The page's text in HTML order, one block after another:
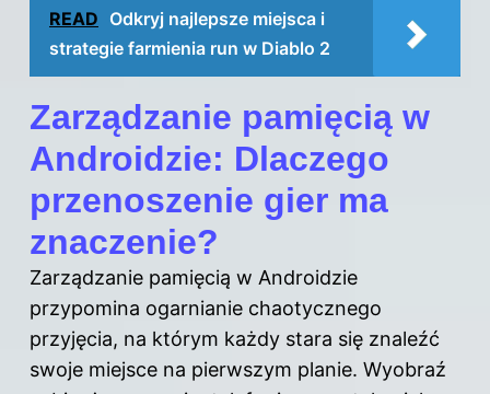
READ Odkryj najlepsze miejsca i
strategie farmienia run w Diablo 2
Zarządzanie pamięcią w
Androidzie: Dlaczego
przenoszenie gier ma
znaczenie?
Zarządzanie pamięcią w Androidzie
przypomina ogarnianie chaotycznego
przyjęcia, na którym każdy stara się znaleźć
swoje miejsce na pierwszym planie. Wyobraź